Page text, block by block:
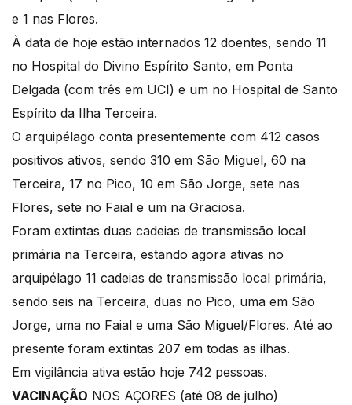
e 1 nas Flores.
À data de hoje estão internados 12 doentes, sendo 11
no Hospital do Divino Espírito Santo, em Ponta
Delgada (com três em UCI) e um no Hospital de Santo
Espírito da Ilha Terceira.
O arquipélago conta presentemente com 412 casos
positivos ativos, sendo 310 em São Miguel, 60 na
Terceira, 17 no Pico, 10 em São Jorge, sete nas
Flores, sete no Faial e um na Graciosa.
Foram extintas duas cadeias de transmissão local
primária na Terceira, estando agora ativas no
arquipélago 11 cadeias de transmissão local primária,
sendo seis na Terceira, duas no Pico, uma em São
Jorge, uma no Faial e uma São Miguel/Flores. Até ao
presente foram extintas 207 em todas as ilhas.
Em vigilância ativa estão hoje 742 pessoas.
VACINAÇÃO NOS AÇORES (até 08 de julho)